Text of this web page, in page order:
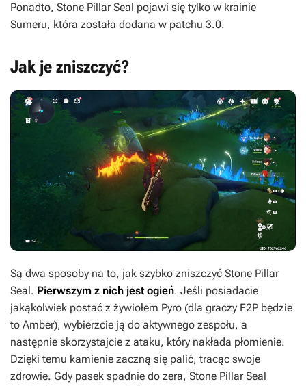
Ponadto, Stone Pillar Seal pojawi się tylko w krainie
Sumeru, która została dodana w patchu 3.0.
Jak je zniszczyć?
Są dwa sposoby na to, jak szybko zniszczyć Stone Pillar
Seal. Pierwszym z nich jest ogień. Jeśli posiadacie
jakąkolwiek postać z żywiołem Pyro (dla graczy F2P będzie
to Amber), wybierzcie ją do aktywnego zespołu, a
następnie skorzystajcie z ataku, który nakłada płomienie.
Dzięki temu kamienie zaczną się palić, tracąc swoje
zdrowie. Gdy pasek spadnie do zera, Stone Pillar Seal